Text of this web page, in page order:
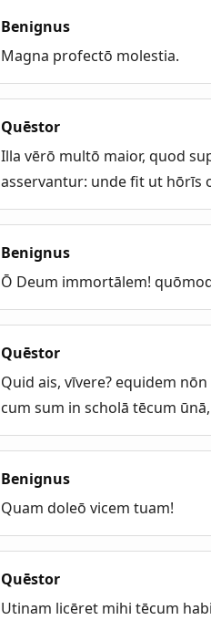
Benignus
Magna profectō molestia.
Quēstor
Illa vērō multō maior, quod
asservantur: unde fit ut hōrīs
Benignus
Ō Deum immortālem!
Quēstor
Quid ais, vīvere? equidem
cum sum in scholā tēcum
Benignus
Quam doleō vicem tuam!
Quēstor
Utinam licēret mihi tēcum